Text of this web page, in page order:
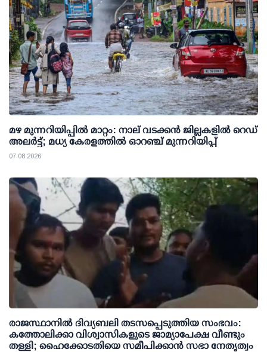
മഴ മുന്നറിയിപ്പില്‍ മാറ്റം: നാല് വടക്കന്‍ ജില്ലകളില്‍ റെഡ്
അലര്‍ട്ട്; മധ്യ കേരളത്തില്‍ ഓറഞ്ച് മുന്നറിയിപ്പ്
07 08 2026
രാജസ്ഥാനിൽ ദിവ്യബലി തടസപ്പെടുത്തിയ സംഭവം:
കത്തോലിക്കാ വിശ്വാസികളുടെ ജാമ്യാപേക്ഷ വീണ്ടും
തള്ളി; ഹൈക്കോടതിയെ സമീപിക്കാൻ സഭാ നേതൃത്വം